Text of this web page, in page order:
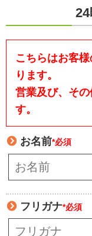
こちらはお客
ります。
営業及び、そ
す。
お名前*必須
フリガナ*必須